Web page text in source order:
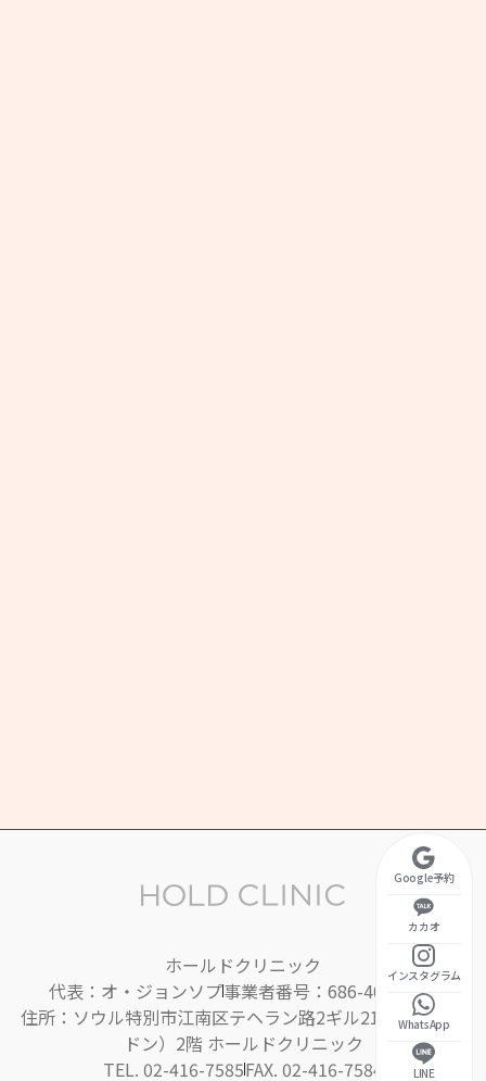
Google予約
カカオ
インスタグラム
WhatsApp
LINE
ホールドクリニック
代表：オ・ジョンソプ事業者番号：686-40-01395
住所：ソウル特別市江南区テヘラン路2ギル21（ヨクサム
ドン）2階 ホールドクリニック
TEL. 02-416-7585FAX. 02-416-7584